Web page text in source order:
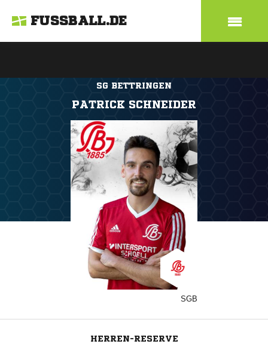
FUSSBALL.DE
SG BETTRINGEN
PATRICK SCHNEIDER
SGB
HERREN-RESERVE